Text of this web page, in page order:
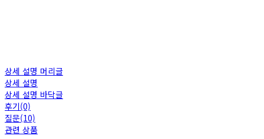
상세 설명 머리글
상세 설명
상세 설명 바닥글
후기(0)
질문(10)
관련 상품